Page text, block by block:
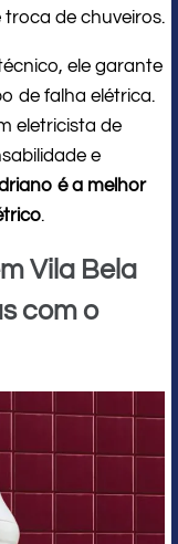
de chuveiros.
ele garante
de falha elétrica.
eletricista de
e
é a melhor
.
Vila Bela
com o